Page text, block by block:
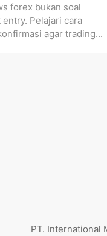
forex bukan soal
entry. Pelajari cara
agar trading...
PT. International